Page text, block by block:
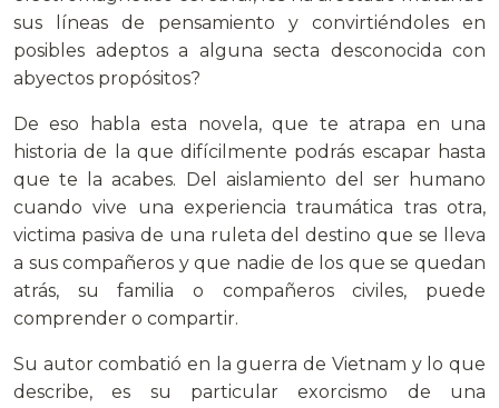
sus líneas de pensamiento y convirtiéndoles en
posibles adeptos a alguna secta desconocida con
abyectos propósitos?
De eso habla esta novela, que te atrapa en una
historia de la que difícilmente podrás escapar hasta
que te la acabes. Del aislamiento del ser humano
cuando vive una experiencia traumática tras otra,
victima pasiva de una ruleta del destino que se lleva
a sus compañeros y que nadie de los que se quedan
atrás, su familia o compañeros civiles, puede
comprender o compartir.
Su autor combatió en la guerra de Vietnam y lo que
describe, es su particular exorcismo de una